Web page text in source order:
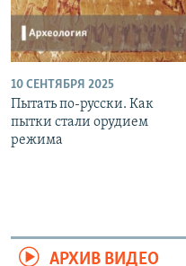
10 СЕНТЯБРЯ 2025
Пытать по-русски. Как
пытки стали орудием
режима
АРХИВ ВИДЕО